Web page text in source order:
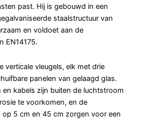
past. Hij is gebouwd in een
staalstructuur van
en voldoet aan de
EN14175.
verticale vleugels, elk met drie
panelen van gelaagd glas.
kabels zijn buiten de luchtstroom
te voorkomen, en de
op 5 cm en 45 cm zorgen voor een